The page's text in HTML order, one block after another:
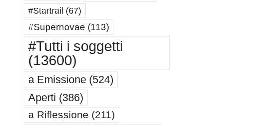
#Startrail (67)
#Supernovae (113)
#Tutti i soggetti
(13600)
a Emissione(524)
Aperti (386)
a Riflessione (211)